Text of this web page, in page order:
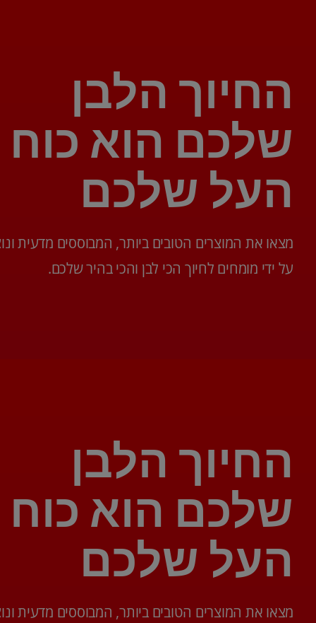
החיוך הלבן
שלכם הוא כוח
העל שלכם
מצאו את המוצרים הטובים ביותר, המבוססים מדעית
על ידי מומחים לחיוך הכי לבן והכי בהיר שלכם.
החיוך הלבן
שלכם הוא כוח
העל שלכם
מצאו את המוצרים הטובים ביותר, המבוססים מדעית